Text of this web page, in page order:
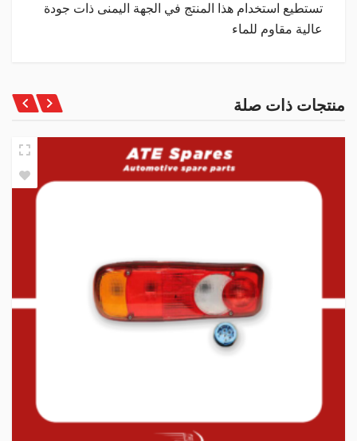
تستطيع استخدام هذا المنتج في الجهة اليمنى ذات جودة
عالية مقاوم للماء
منتجات ذات صلة